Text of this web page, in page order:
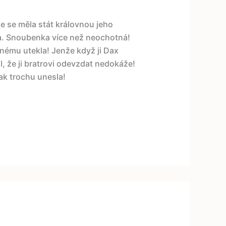
se měla stát královnou jeho
Snoubenka více než neochotná!
utekla! Jenže když ji Dax
že ji bratrovi odevzdat nedokáže!
trochu unesla!